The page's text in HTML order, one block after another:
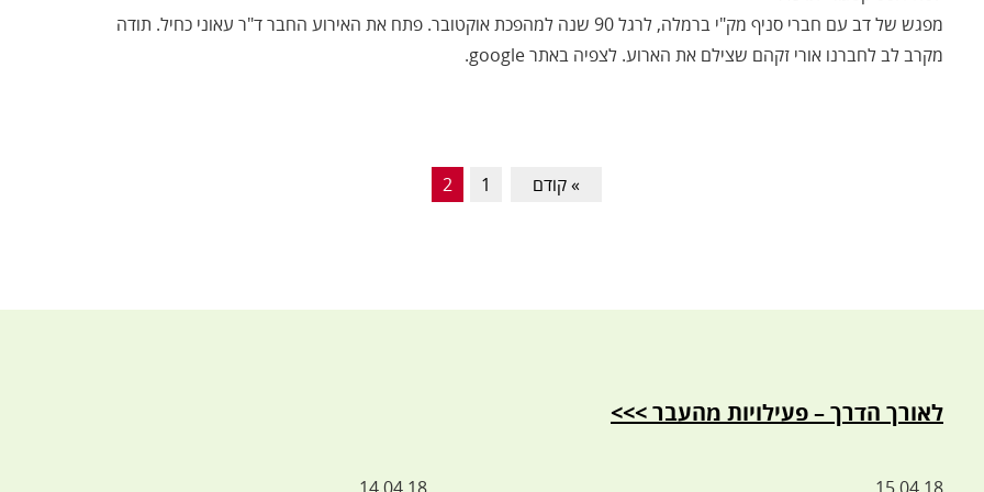
מפגש של דב עם חברי סניף מק"י ברמלה, לרגל 90 שנה למהפכת אוקטובר. פתח את האירוע החבר ד"ר עאוני כחיל. תודה
מקרב לב לחברנו אורי זקהם שצילם את הארוע. לצפיה באתר google.
» קודם 1
2
לאורך הדרך – פעילויות מהעבר >>>